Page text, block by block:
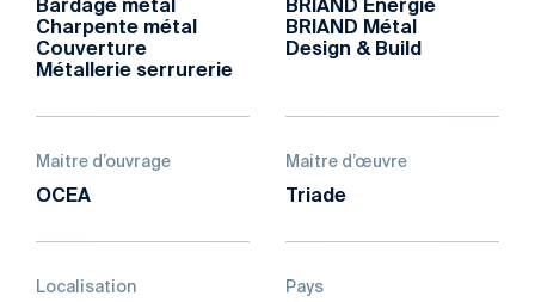
Bardage métal
Charpente métal
Couverture
Métallerie serrurerie
BRIAND Energie
BRIAND Métal
Design & Build
Maitre d’ouvrage
OCEA
Maitre d’œuvre
Triade
Localisation Pays